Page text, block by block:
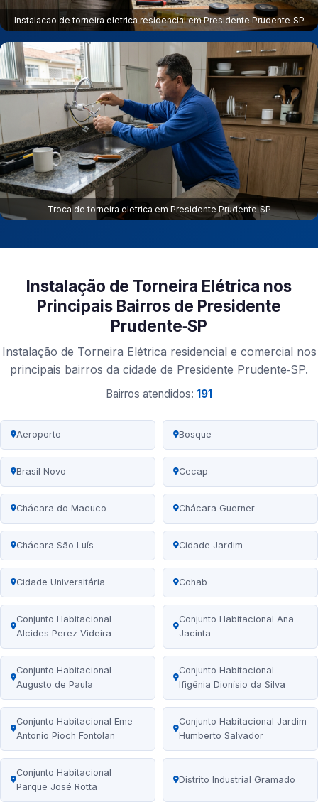
Instalacao de torneira eletrica residencial em Presidente Prudente‑SP
Troca de torneira eletrica em Presidente Prudente‑SP
Instalação de Torneira Elétrica nos
Principais Bairros de Presidente
Prudente‑SP
Instalação de Torneira Elétrica residencial e comercial nos
principais bairros da cidade de Presidente Prudente‑SP.
Bairros atendidos: 191
Aeroporto Bosque
Brasil Novo Cecap
Chácara do Macuco Chácara Guerner
Chácara São Luís Cidade Jardim
Cidade Universitária Cohab
Conjunto Habitacional
Alcides Perez Videira
Conjunto Habitacional Ana
Jacinta
Conjunto Habitacional
Augusto de Paula
Conjunto Habitacional
Ifigênia Dionísio da Silva
Conjunto Habitacional Eme
Antonio Pioch Fontolan
Conjunto Habitacional Jardim
Humberto Salvador
Conjunto Habitacional
Parque José Rotta
Distrito Industrial Gramado